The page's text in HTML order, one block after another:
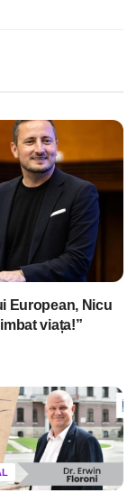
European, Nicu
viața!”